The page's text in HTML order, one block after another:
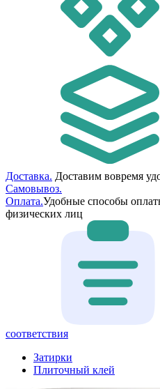
Доставка. Доставим вовремя
Самовывоз.
Оплата.Удобные способы
физических лиц
соответствия
Затирки
Плиточный клей